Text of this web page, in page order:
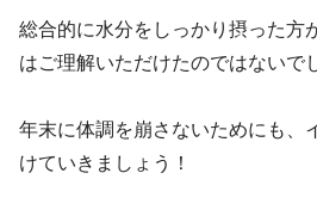
総合的に水分をしっかり摂った方
はご理解いただけたのではないで
年末に体調を崩さないためにも、
けていきましょう！